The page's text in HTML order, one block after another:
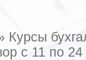
Курсы
с 11 по